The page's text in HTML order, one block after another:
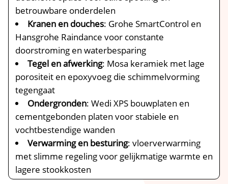
betrouwbare onderdelen
Kranen en douches: Grohe SmartControl en
Hansgrohe Raindance voor constante
doorstroming en waterbesparing
Tegel en afwerking: Mosa keramiek met lage
porositeit en epoxyvoeg die schimmelvorming
tegengaat
Ondergronden: Wedi XPS bouwplaten en
cementgebonden platen voor stabiele en
vochtbestendige wanden
Verwarming en besturing: vloerverwarming
met slimme regeling voor gelijkmatige warmte en
lagere stookkosten